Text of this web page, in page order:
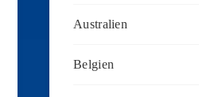
Australien
Belgien